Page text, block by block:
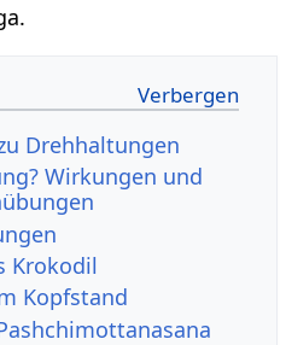
Drehhaltungen
Wirkungen und
Krokodil
Kopfstand